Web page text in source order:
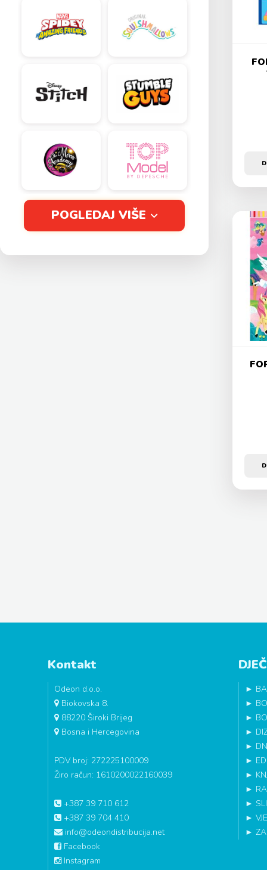
POGLEDAJ VIŠE
Kontakt
Odeon d.o.o.
Biokovska 8.
88220 Široki Brijeg
Bosna i Hercegovina
PDV broj: 272225100009
Žiro račun: 1610200022160039
+387 39 710 612
+387 39 704 410
info@odeondistribucija.net
Facebook
Instagram
►
►
►
►
►
►
►
►
►
►
►